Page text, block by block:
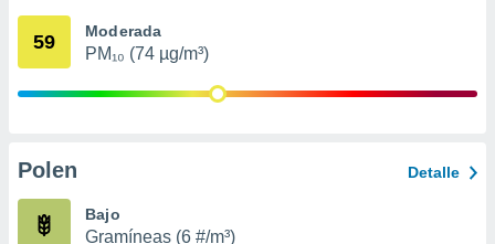
mediante
publicidad
59 Moderada
PM₁₀ (74 µg/m³)
Polen Detalle
Bajo
Gramíneas (6 #/m³)